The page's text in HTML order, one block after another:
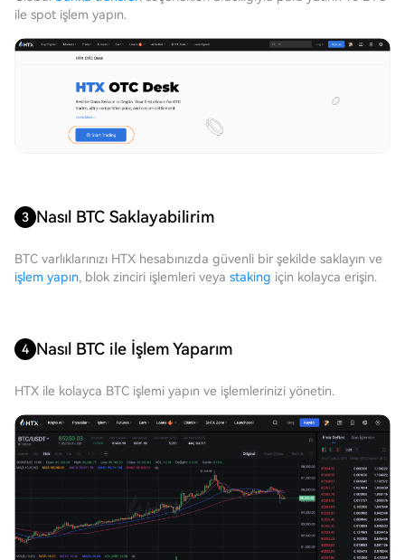
ile spot işlem yapın.
3 Nasıl BTC Saklayabilirim
BTC varlıklarınızı HTX hesabınızda güvenli bir şekilde saklayın ve
işlem yapın, blok zinciri işlemleri veya staking için kolayca erişin.
4 Nasıl BTC ile İşlem Yaparım
HTX ile kolayca BTC işlemi yapın ve işlemlerinizi yönetin.